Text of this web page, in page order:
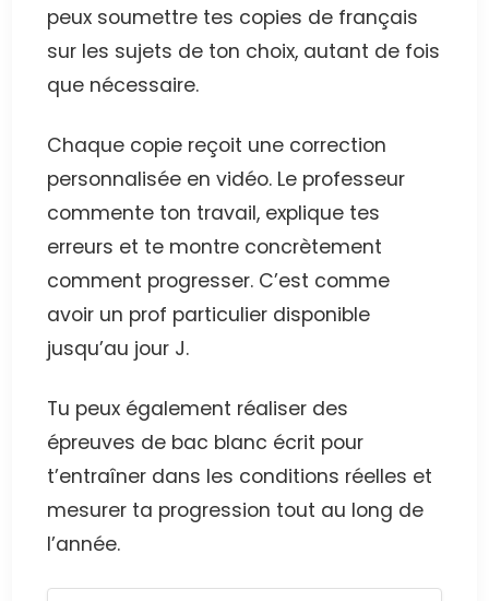
peux soumettre tes copies de français
sur les sujets de ton choix, autant de fois
que nécessaire.
Chaque copie reçoit une correction
personnalisée en vidéo. Le professeur
commente ton travail, explique tes
erreurs et te montre concrètement
comment progresser. C’est comme
avoir un prof particulier disponible
jusqu’au jour J.
Tu peux également réaliser des
épreuves de bac blanc écrit pour
t’entraîner dans les conditions réelles et
mesurer ta progression tout au long de
l’année.